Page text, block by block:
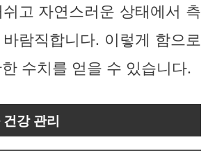
고 자연스러운 상태에서 측
람직합니다. 이렇게 함으로
수치를 얻을 수 있습니다.
강 관리